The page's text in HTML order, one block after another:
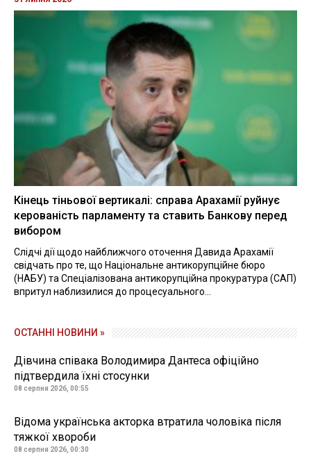
Кінець тіньової вертикалі: справа Арахамії руйнує
керованість парламенту та ставить Банкову перед
вибором
Слідчі дії щодо найближчого оточення Давида Арахамії
свідчать про те, що Національне антикорупційне бюро
(НАБУ) та Спеціалізована антикорупційна прокуратура (САП)
впритул наблизилися до процесуального...
ОСТАННІ НОВИНИ »
Дівчина співака Володимира Дантеса офіційно
підтвердила їхні стосунки
08 серпня 2026, 00:55
Відома українська акторка втратила чоловіка після
тяжкої хвороби
08 серпня 2026, 00:30